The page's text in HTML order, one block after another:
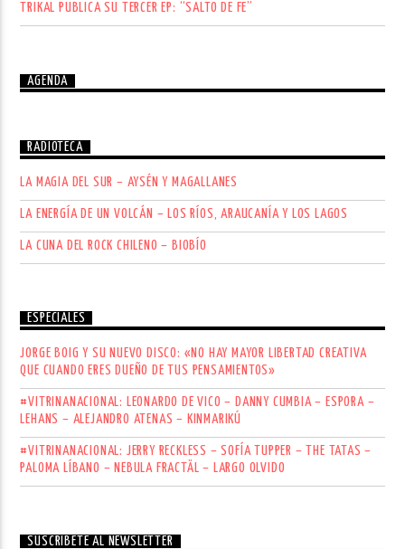
TRIKAL PUBLICA SU TERCER EP: “SALTO DE FE”
AGENDA
RADIOTECA
LA MAGIA DEL SUR – AYSÉN Y MAGALLANES
LA ENERGÍA DE UN VOLCÁN – LOS RÍOS, ARAUCANÍA Y LOS LAGOS
LA CUNA DEL ROCK CHILENO – BIOBÍO
ESPECIALES
JORGE BOIG Y SU NUEVO DISCO: «NO HAY MAYOR LIBERTAD CREATIVA
QUE CUANDO ERES DUEÑO DE TUS PENSAMIENTOS»
#VITRINANACIONAL: LEONARDO DE VICO – DANNY CUMBIA – ESPORA –
LEHANS – ALEJANDRO ATENAS – KINMARIKÚ
#VITRINANACIONAL: JERRY RECKLESS – SOFÍA TUPPER – THE TATAS –
PALOMA LÍBANO – NEBULA FRACTÄL – LARGO OLVIDO
SUSCRÍBETE AL NEWSLETTER